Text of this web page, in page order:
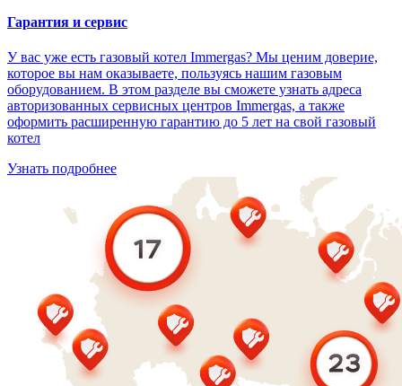
Гарантия и сервис
У вас уже есть газовый котел Immergas? Мы ценим доверие,
которое вы нам оказываете, пользуясь нашим газовым
оборудованием. В этом разделе вы сможете узнать адреса
авторизованных сервисных центров Immergas, а также
оформить расширенную гарантию до 5 лет на свой газовый
котел
Узнать подробнее